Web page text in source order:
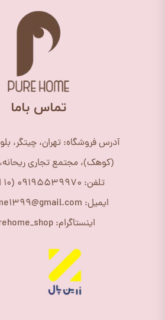
​تماس باما
آدرس فروشگاه: تهران، چیتگر،
(کوهک)، مجتمع تجاری
تلفن: 09195539970 (10 الی 18 )
ایمیل: purehome1399@gmail.com
اینستاگرام: purehome_shop@